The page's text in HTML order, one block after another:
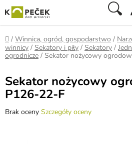
do
treści
Home
/ Winnica, ogród, gospodarstwo /
winnicy / Sekatory i piły / Sekatory /
ogrodnicze / Sekator nożycowy
Sekator nożycowy
P126-22-F
Średnia
Brak oceny Szczegóły oceny